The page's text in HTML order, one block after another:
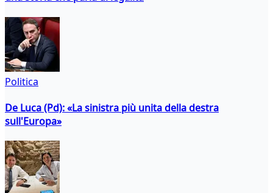
Politica
De Luca (Pd): «La sinistra più unita della destra
sull'Europa»